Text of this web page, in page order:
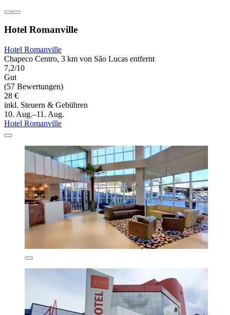
Hotel Romanville
Hotel Romanville
Chapeco Centro, 3 km von São Lucas entfernt
7,2/10
Gut
(57 Bewertungen)
28 €
inkl. Steuern & Gebühren
10. Aug.–11. Aug.
Hotel Romanville